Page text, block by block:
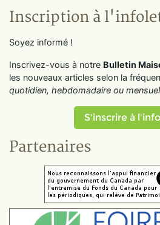
Inscription à
Soyez informé !
Inscrivez-vous à notre Bulletin
les nouveaux articles selon la
quotidien, hebdomadaire ou mensuel
S'inscrire à
Partenaires